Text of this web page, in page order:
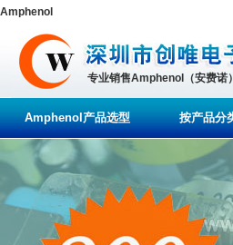
Amphenol
专业销售Amphenol（安费诺
Amphenol产品选型 按产品分